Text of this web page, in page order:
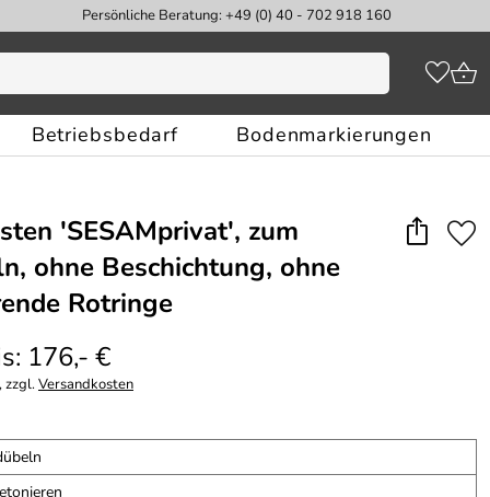
Persönliche Beratung: +49 (0) 40 - 702 918 160
Betriebsbedarf Bodenmarkierungen
'SESAMprivat', zum
ohne Beschichtung, ohne
Rotringe
176,- €
zzgl.Versandkosten